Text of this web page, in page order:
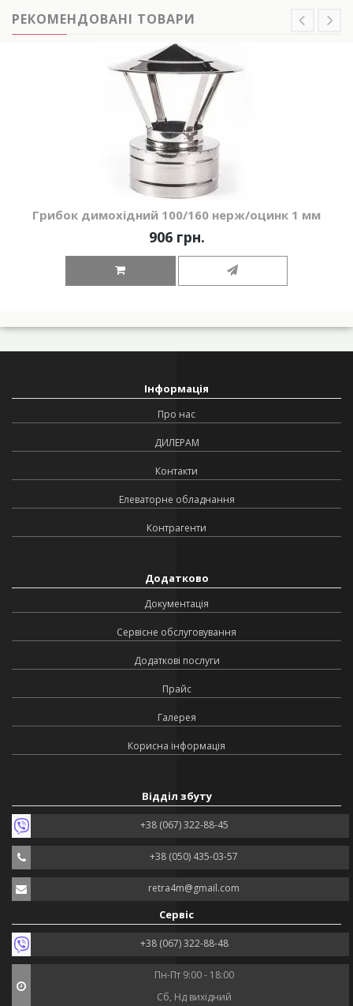
РЕКОМЕНДОВАНІ ТОВАРИ
Грибок димохідний 100/160 нерж/оцинк 1 мм
906 грн.
Інформація
Про нас
ДИЛЕРАМ
Контакти
Елеваторне обладнання
Контрагенти
Додатково
Документація
Сервісне обслуговування
Додаткові послуги
Прайс
Галерея
Корисна інформація
Відділ збуту
+38 (067) 322-88-45
+38 (050) 435-03-57
retra4m@gmail.com
Сервіс
+38 (067) 322-88-48
Пн-Пт 9:00 - 18:00
Сб, Нд вихідний